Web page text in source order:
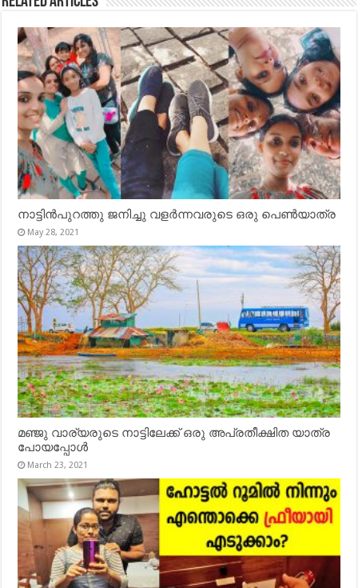
നാട്ടിൻപുറത്തു ജനിച്ചു വളർന്നവരുടെ ഒരു പെൺയാത്ര
May 28, 2021
മഞ്ജു വാര്യരുടെ നാട്ടിലേക്ക് ഒരു അപ്രതീക്ഷിത യാത്ര
പോയപ്പോൾ
March 23, 2021